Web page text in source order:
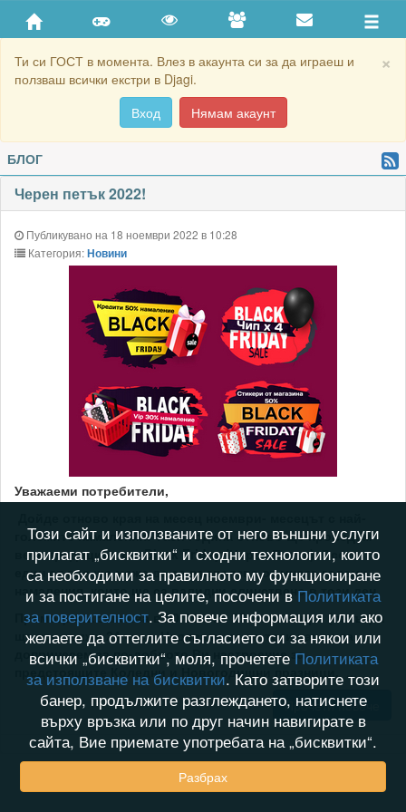
×
Ти си ГОСТ в момента. Влез в акаунта си за да играеш и
ползваш всички екстри в Djagi.
Вход
Нямам акаунт
БЛОГ
Черен петък 2022!
Публикувано на 18 ноември 2022 в 10:28
Категория:Новини
Уважаеми потребители,
големите намаления! Тази година отново ще проведем
вече традиционния Black Friday (Черен Петък). Всеки
един от вас ще може да се възползва от много големи
намаления, които ще са валидни единствено в този ден.
Промоцията започва в 00:00ч. на 25-ти ноември (петък) и
ще продължи 24 часа. Надяваме се по този начин да
допринесем за по-доброто Ви настроение за
предстоящите Коледни и Новогодишни празници.
Прочети повече
Този сайт и използваните от него външни услуги
прилагат „бисквитки“ и сходни технологии, които
са необходими за правилното му функциониране
и за постигане на целите, посочени в Политиката
за поверителност. За повече информация или ако
желаете да оттеглите съгласието си за някои или
всички „бисквитки“, моля, прочетете Политиката
за използване на бисквитки. Като затворите този
банер, продължите разглеждането, натиснете
върху връзка или по друг начин навигирате в
сайта, Вие приемате употребата на „бисквитки“.
Разбрах